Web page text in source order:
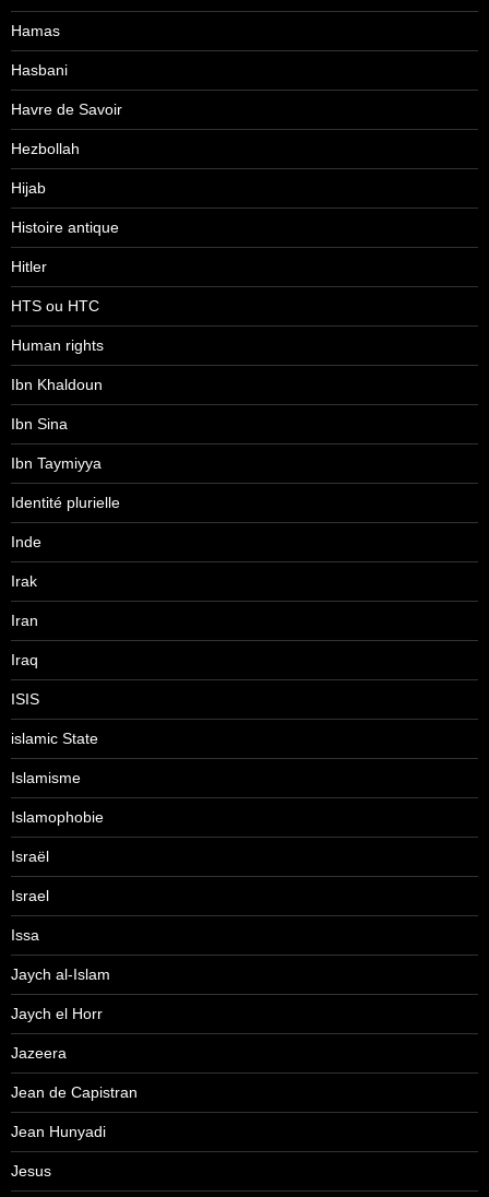
Hamas
Hasbani
Havre de Savoir
Hezbollah
Hijab
Histoire antique
Hitler
HTS ou HTC
Human rights
Ibn Khaldoun
Ibn Sina
Ibn Taymiyya
Identité plurielle
Inde
Irak
Iran
Iraq
ISIS
islamic State
Islamisme
Islamophobie
Israël
Israel
Issa
Jaych al-Islam
Jaych el Horr
Jazeera
Jean de Capistran
Jean Hunyadi
Jesus